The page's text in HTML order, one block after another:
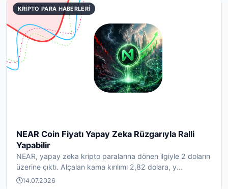
KRIPTO PARA HABERLERI
NEAR Coin Fiyatı Yapay Zeka Rüzgarıyla Ralli
Yapabilir
NEAR, yapay zeka kripto paralarına dönen ilgiyle 2 doların
üzerine çıktı. Alçalan kama kırılımı 2,82 dolara, y...
14.07.2026